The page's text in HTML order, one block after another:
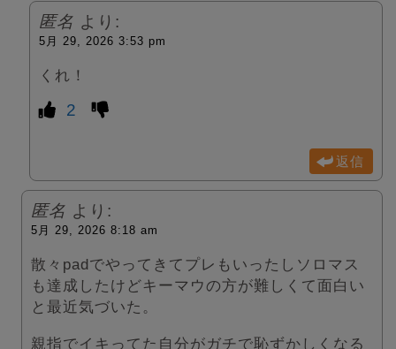
匿名 より:
5月 29, 2026 3:53 pm
くれ！
2
返信
匿名 より:
5月 29, 2026 8:18 am
散々padでやってきてプレもいったしソロマス
も達成したけどキーマウの方が難しくて面白い
と最近気づいた。
親指でイキってた自分がガチで恥ずかしくなる